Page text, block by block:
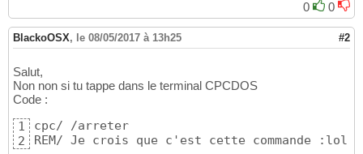
0
0
BlackoOSX, le 08/05/2017 à 13h25 #2
Salut,
Non non si tu tappe dans le terminal CPCDOS
Code :
1
2
cpc/ /arreter
REM/ Je crois que c'est cette commande :lol: